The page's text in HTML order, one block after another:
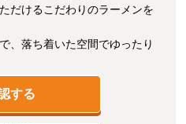
だけるこだわりのラーメンを
、落ち着いた空間でゆったり
する